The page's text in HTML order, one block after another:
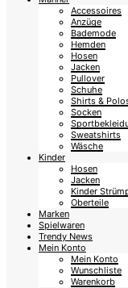
Accessoires
Anzüge
Bademode
Hemden
Hosen
Jacken
Pullover
Schuhe
Shirts &
Socken
Sweatshirts
Wäsche
Kinder
Hosen
Jacken
Kinder
Oberteile
Marken
Spielwaren
Trendy News
Mein Konto
Mein Konto
Wunschliste
Warenkorb